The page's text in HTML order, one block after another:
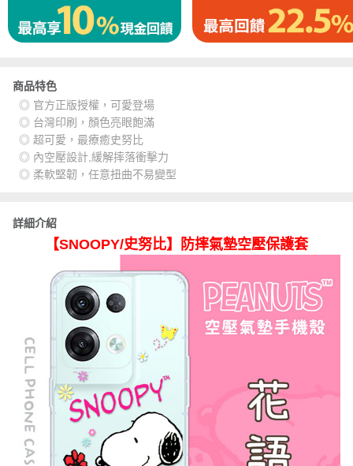
商品特色
◎ 官方正版授權，可愛登場
◎ 台灣印刷，顏色亮眼飽滿
◎ 超可愛，最療癒史努比
◎ 內空壓設計,緩解摔落衝擊力
◎ 柔軟堅韌，任意扭曲不易變型
詳細介紹
【SNOOPY/史努比】防摔氣墊空壓保護套